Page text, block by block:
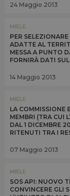
24 Maggio 2013
MIELE
PER
ADATTE AL
MESSA A PUNTO
FORNIRÀ DATI
14 Maggio 2013
MIELE
LA COMMISSIONE
MEMBRI (TRA CUI
DAL 1 DICEMBRE
RITENUTI TRA I
07 Maggio 2013
MIELE
SOS API: NUOVO
CONVINCERE GLI